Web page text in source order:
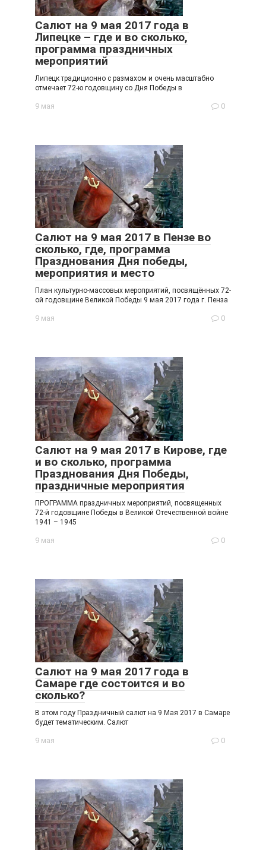
Салют на 9 мая 2017 года в
Липецке – где и во сколько,
программа праздничных
мероприятий
Липецк традиционно с размахом и очень масштабно
отмечает 72-ю годовщину со Дня Победы в
9 мая 0
Салют на 9 мая 2017 в Пензе во
сколько, где, программа
Празднования Дня победы,
мероприятия и место
План культурно-массовых мероприятий, посвящённых 72-
ой годовщине Великой Победы 9 мая 2017 года г. Пенза
9 мая 0
Салют на 9 мая 2017 в Кирове, где
и во сколько, программа
Празднования Дня Победы,
праздничные мероприятия
ПРОГРАММА праздничных мероприятий, посвященных
72-й годовщине Победы в Великой Отечественной войне
1941 – 1945
9 мая 0
Салют на 9 мая 2017 года в
Самаре где состоится и во
сколько?
В этом году Праздничный салют на 9 Мая 2017 в Самаре
будет тематическим. Салют
9 мая 0